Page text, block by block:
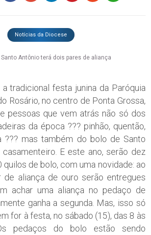
Notícias da Diocese
festa junina da Paróquia
Rosário, no centro de Ponta Grossa,
pessoas que vem atrás não só dos
da época ??? pinhão, quentão,
??? mas também do bolo de Santo
E este ano, serão dez
quilos de bolo, com uma novidade: ao
de aliança de ouro serão entregues
achar uma aliança no pedaço de
ganha a segunda. Mas, isso só
for à festa, no sábado (15), das 8 às
pedaços do bolo estão sendo